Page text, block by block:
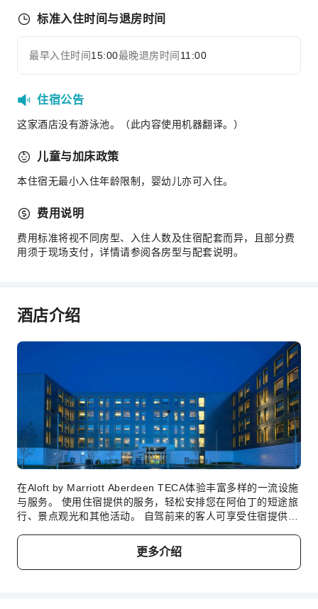
骑马
租车服务
清洁服务
熨衣服务
洗衣服务
公共区域设施
公用区wifi
停车场
前台服务
行李寄存
前台贵重物品保险柜
快速入住退房
外币兑换服务
安全与安保
急救包
展开全部
标准入住时间与退房时间
最早入住时间15:00最晚退房时间 11:00
住宿公告
这家酒店没有游泳池。（此内容使用机器翻译。）
儿童与加床政策
本住宿无最小入住年龄限制，婴幼儿亦可入住。
费用说明
费用标准将视不同房型、入住人数及住宿配套而异，且部分费
用须于现场支付，详情请参阅各房型与配套说明。
酒店介绍
在Aloft by Marriott Aberdeen TECA体验丰富多样的一流设施
与服务。 使用住宿提供的服务，轻松安排您在阿伯丁的短途旅
行、景点观光和其他活动。 自驾前来的客人可享受住宿提供的
求。 住宿提供洗衣服务，对于长住客人或在您有需要时，可确
保您喜爱的旅行衣物清新可穿。 想要放松吗？Aloft by
Marriott Aberdeen TECA提供客房送餐服务等无障碍设施，让
更多介绍